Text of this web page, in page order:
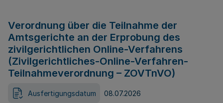
Verordnung über die Teilnahme der
Amtsgerichte an der Erprobung des
zivilgerichtlichen Online-Verfahrens
(Zivilgerichtliches-Online-Verfahren-
Teilnahmeverordnung – ZOVTnVO)
Ausfertigungsdatum 08.07.2026